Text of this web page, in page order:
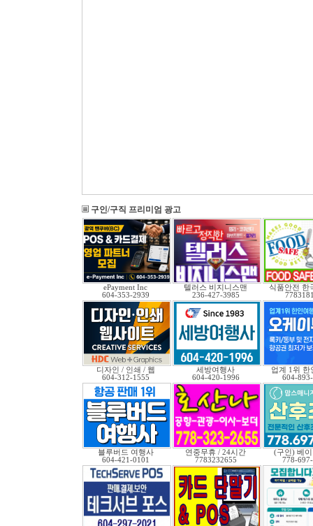
구인/구직 프리미엄 광고
ePayment Inc
604-353-2939
텔러스 비지니스맨
236-427-3985
식품안전 한
디자인 / 인쇄 / 웹
604-312-1555
세방여행사
604-420-1996
업계 1위 한
604-
블루버드 여행사
604-421-0101
연중무휴 / 24시간
7783232655
(구인) 베
778-